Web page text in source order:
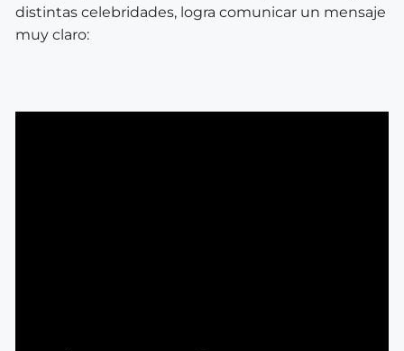
distintas celebridades, logra comunicar un mensaje
muy claro: